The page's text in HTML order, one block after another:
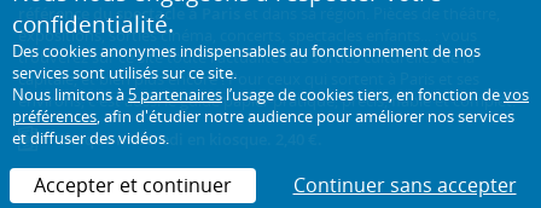
référence du spectacle à Paris
et dans sa région. Pièces de théâtre,
expositions, sorties cinéma, concerts, spectacles enfants... : vous
trouverez sur ce site toute l'actualité des sorties culturelles de la
capitale, et bien plus encore ! Pour ceux qui sortent à Paris et ses
environs, c'est aussi le guide papier pratique, précis, fiable et complet.
Chaque mercredi en kiosque. 2,40 €.
confidentialité.
Des cookies anonymes indispensables au fonctionnement de nos
services sont utilisés sur ce site.
Nous limitons à5 partenaires l’usage de cookies tiers, en fonction devos
préférences, afin d'étudier notre audience pour améliorer nos services
et diffuser des vidéos.
Accepter et continuer Continuer sans accepter